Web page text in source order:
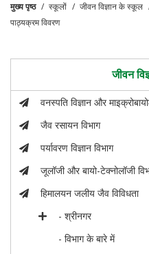
पग
मुख्य पृष्ठ स्कूलों जीवन विज्ञान के स्कूल
पाठ्यक्रम विवरण
जीवन
वनस्पति विज्ञान और
जैव रसायन विभाग
पर्यावरण विज्ञान विभाग
जूलॉजी और बायो-टेक्नोलॉजी
हिमालयन जलीय जैव विविधता
- श्रीनगर
- विभाग के बारे में